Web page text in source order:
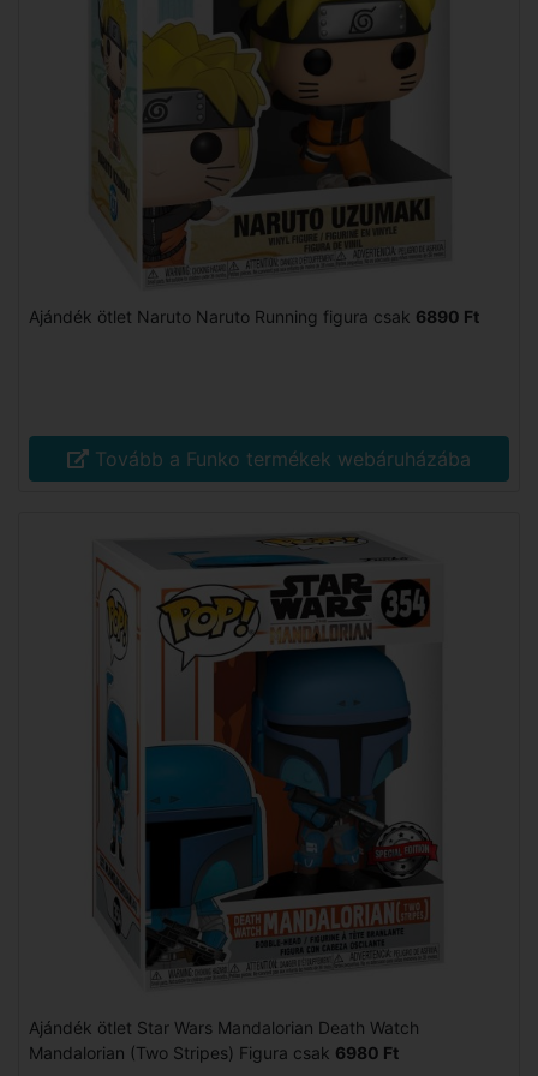
Ajándék ötlet Naruto Naruto Running figura csak 6890 Ft
Tovább a Funko termékek webáruházába
Ajándék ötlet Star Wars Mandalorian Death Watch
Mandalorian (Two Stripes) Figura csak 6980 Ft